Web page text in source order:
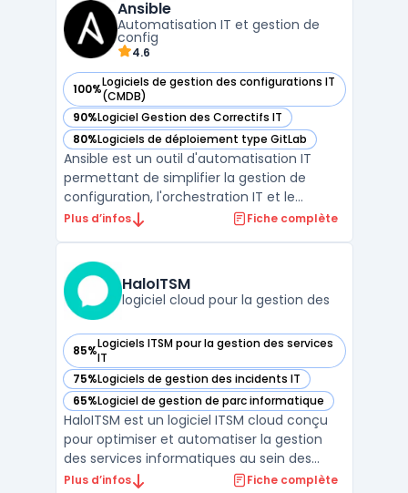
structure le cycle de vie des équipements,
de l’acquisition jusqu’à ...
Ansible
Automatisation IT et gestion de
config
4.6
100%Logiciels de gestion des configurations IT
(CMDB)
— voir Ansible dans cette catégorie
90%Logiciel Gestion des Correctifs IT
— voir Ansible dans cette catégorie
80%Logiciels de déploiement type GitLab
— voir Ansible dans cette catégorie
Ansible est un outil d'automatisation IT
permettant de simplifier la gestion de
configuration, l'orchestration IT et le
déploiement automatisé des
équipes DevOps d'automatiser les tâches
répétitives et de gérer effi ...
Plus d’infos Fiche complète
HaloITSM
logiciel cloud pour la gestion des
85%Logiciels ITSM pour la gestion des services
IT
— voir HaloITSM dans cette catégorie
75%Logiciels de gestion des incidents IT
— voir HaloITSM dans cette catégorie
65%Logiciel de gestion de parc informatique
— voir HaloITSM dans cette catégorie
HaloITSM est un logiciel ITSM cloud conçu
pour optimiser et automatiser la gestion
des services informatiques au sein des
entreprises. Il permet une automatisation
Plus d’infos Fiche complète